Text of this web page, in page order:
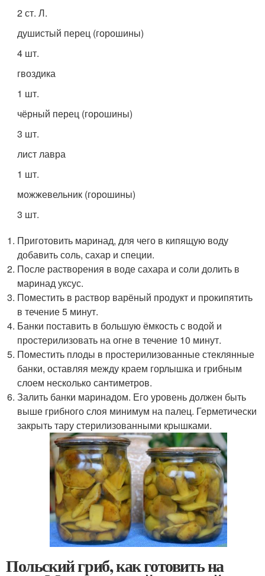
2 ст. Л.
душистый перец (горошины)
4 шт.
гвоздика
1 шт.
чёрный перец (горошины)
3 шт.
лист лавра
1 шт.
можжевельник (горошины)
3 шт.
Приготовить маринад, для чего в кипящую воду
добавить соль, сахар и специи.
После растворения в воде сахара и соли долить в
маринад уксус.
Поместить в раствор варёный продукт и прокипятить
в течение 5 минут.
Банки поставить в большую ёмкость с водой и
простерилизовать на огне в течение 10 минут.
Поместить плоды в простерилизованные стеклянные
банки, оставляя между краем горлышка и грибным
слоем несколько сантиметров.
Залить банки маринадом. Его уровень должен быть
выше грибного слоя минимум на палец. Герметически
закрыть тару стерилизованными крышками.
Польский гриб, как готовить на